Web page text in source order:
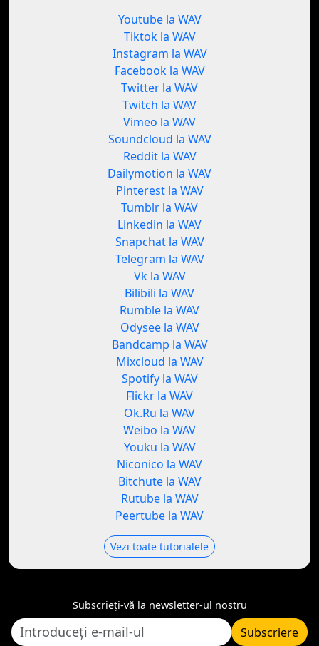
Youtube la WAV
Tiktok la WAV
Instagram la WAV
Facebook la WAV
Twitter la WAV
Twitch la WAV
Vimeo la WAV
Soundcloud la WAV
Reddit la WAV
Dailymotion la WAV
Pinterest la WAV
Tumblr la WAV
Linkedin la WAV
Snapchat la WAV
Telegram la WAV
Vk la WAV
Bilibili la WAV
Rumble la WAV
Odysee la WAV
Bandcamp la WAV
Mixcloud la WAV
Spotify la WAV
Flickr la WAV
Ok.Ru la WAV
Weibo la WAV
Youku la WAV
Niconico la WAV
Bitchute la WAV
Rutube la WAV
Peertube la WAV
Vezi toate tutorialele
Subscrieți-vă la newsletter-ul nostru
Subscriere